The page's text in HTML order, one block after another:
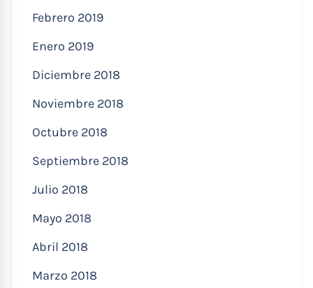
Febrero 2019
Enero 2019
Diciembre 2018
Noviembre 2018
Octubre 2018
Septiembre 2018
Julio 2018
Mayo 2018
Abril 2018
Marzo 2018